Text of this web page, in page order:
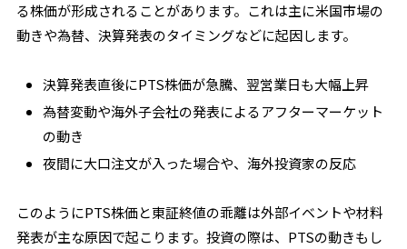
る株価が形成されることがあります。これは主に米国市場の
動きや為替、決算発表のタイミングなどに起因します。
決算発表直後にPTS株価が急騰、翌営業日も大幅上昇
為替変動や海外子会社の発表によるアフターマーケット
の動き
夜間に大口注文が入った場合や、海外投資家の反応
このようにPTS株価と東証終値の乖離は外部イベントや材料
発表が主な原因で起こります。投資の際は、PTSの動きもし